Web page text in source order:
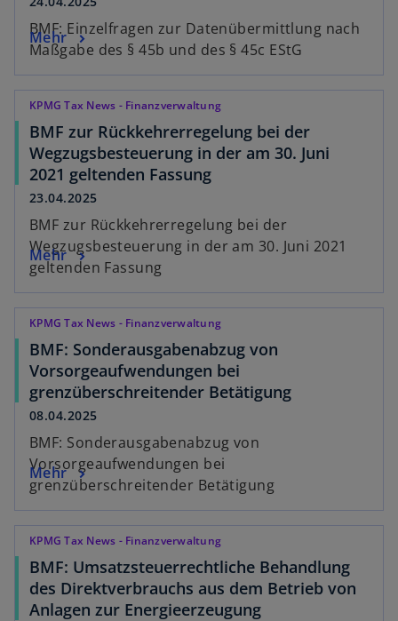
BMF: Einzelfragen zur Datenübermittlung nach
Maßgabe des § 45b und des § 45c EStG
Mehr
KPMG Tax News - Finanzverwaltung
BMF zur Rückkehrerregelung bei der
Wegzugsbesteuerung in der am 30. Juni
2021 geltenden Fassung
23.04.2025
BMF zur Rückkehrerregelung bei der
Wegzugsbesteuerung in der am 30. Juni 2021
geltenden Fassung
Mehr
KPMG Tax News - Finanzverwaltung
BMF: Sonderausgabenabzug von
Vorsorgeaufwendungen bei
grenzüberschreitender Betätigung
08.04.2025
BMF: Sonderausgabenabzug von
Vorsorgeaufwendungen bei
grenzüberschreitender Betätigung
Mehr
KPMG Tax News - Finanzverwaltung
BMF: Umsatzsteuerrechtliche Behandlung
des Direktverbrauchs aus dem Betrieb von
Anlagen zur Energieerzeugung